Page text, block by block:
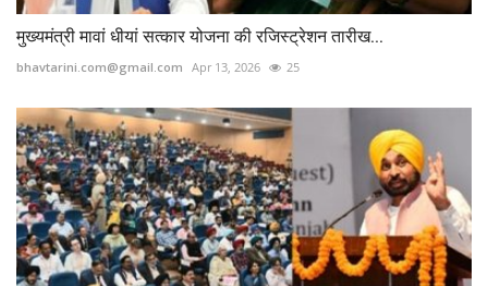
मुख्यमंत्री मावां धीयां सत्कार योजना की रजिस्ट्रेशन तारीख...
bhavtarini.com@gmail.com Apr 13, 2026 25